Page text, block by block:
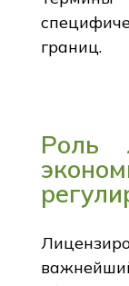
границ.
Роль